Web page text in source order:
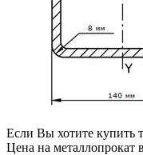
Если Вы хотите купить
Цена на металлопрокат